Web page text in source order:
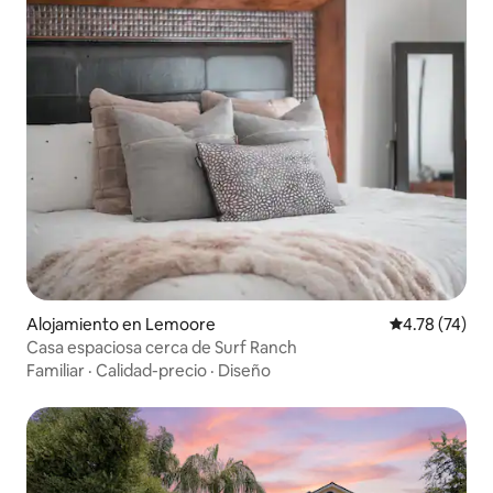
Alojamiento en Lemoore Calificación
4.78 (74)
Casa espaciosa cerca de Surf Ranch
Familiar · Calidad-precio · Diseño